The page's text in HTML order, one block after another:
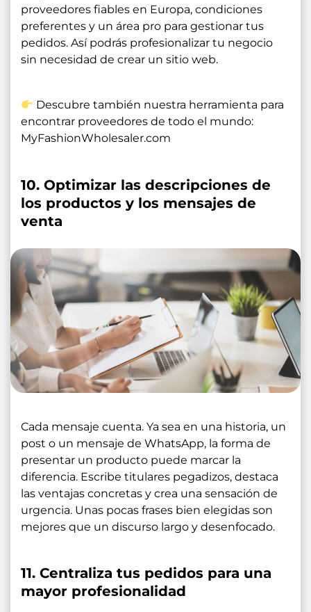
proveedores fiables en Europa, condiciones
preferentes y un área pro para gestionar tus
pedidos. Así podrás profesionalizar tu negocio
sin necesidad de crear un sitio web.
Descubre también nuestra herramienta para
encontrar proveedores de todo el mundo:
MyFashionWholesaler.com
10. Optimizar las descripciones de
los productos y los mensajes de
venta
Cada mensaje cuenta. Ya sea en una historia, un
post o un mensaje de WhatsApp, la forma de
presentar un producto puede marcar la
diferencia. Escribe titulares pegadizos, destaca
las ventajas concretas y crea una sensación de
urgencia. Unas pocas frases bien elegidas son
mejores que un discurso largo y desenfocado.
11. Centraliza tus pedidos para una
mayor profesionalidad